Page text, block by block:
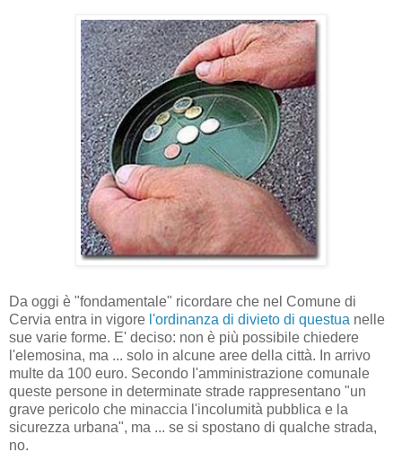
Da oggi è "fondamentale" ricordare che nel Comune di
Cervia entra in vigore l'ordinanza di divieto di questua nelle
sue varie forme. E' deciso: non è più possibile chiedere
l'elemosina, ma ... solo in alcune aree della città. In arrivo
multe da 100 euro. Secondo l'amministrazione comunale
queste persone in determinate strade rappresentano "un
grave pericolo che minaccia l'incolumità pubblica e la
sicurezza urbana", ma ... se si spostano di qualche strada,
no.